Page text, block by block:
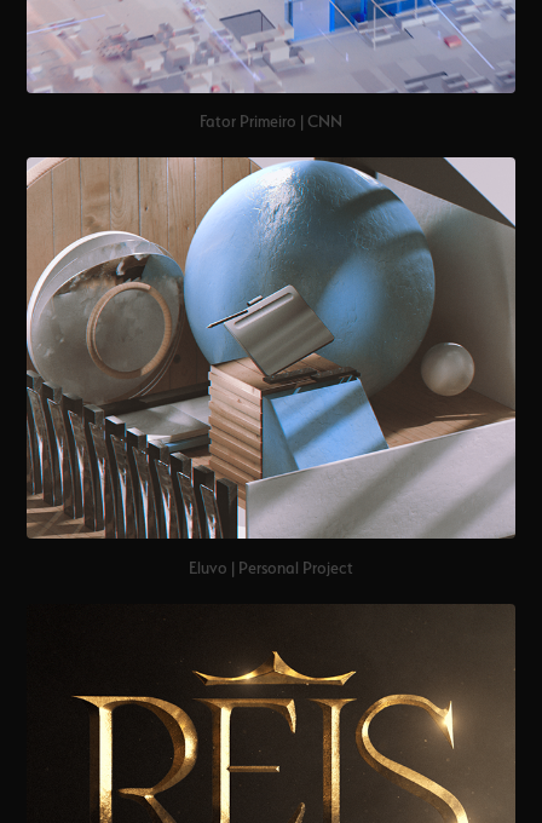
Fator Primeiro | CNN
Eluvo | Personal Project